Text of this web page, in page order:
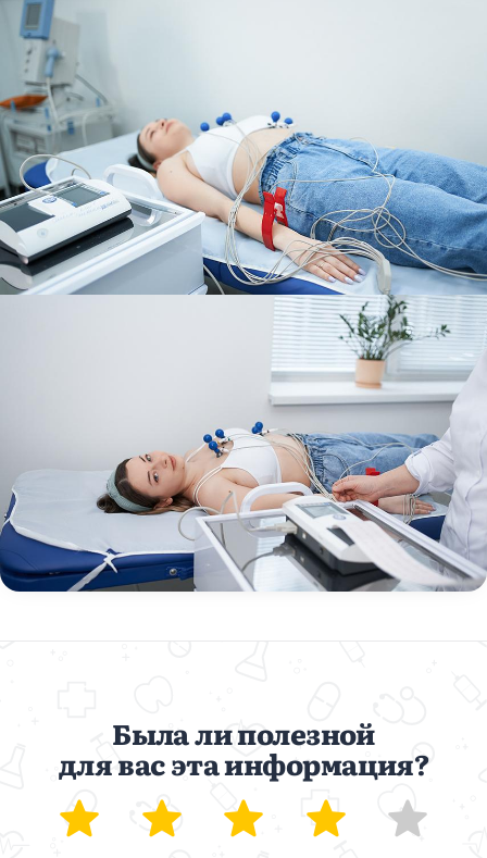
Была ли полезной
для вас эта информация?